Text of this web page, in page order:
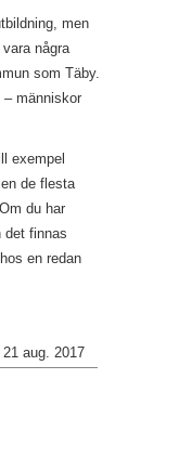
men
några
som Täby.
– människor
exempel
de flesta
du har
det finnas
en redan
21 aug. 2017